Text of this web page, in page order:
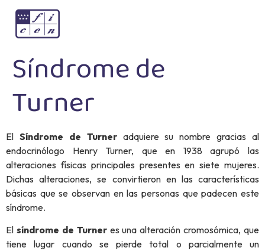
Síndrome de
Turner
El Síndrome de Turneradquiere su nombre gracias al
endocrinólogo Henry Turner, que en 1938 agrupó las
alteraciones físicas principales presentes en siete mujeres.
Dichas alteraciones, se convirtieron en las características
básicas que se observan en las personas que padecen este
síndrome.
El síndrome de Turneres una alteración cromosómica, que
tiene lugar cuando se pierde total o parcialmente un